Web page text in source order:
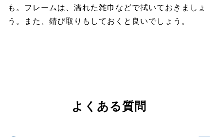
も。フレームは、濡れた雑巾などで拭いておきましょ
う。また、錆び取りもしておくと良いでしょう。
よくある質問